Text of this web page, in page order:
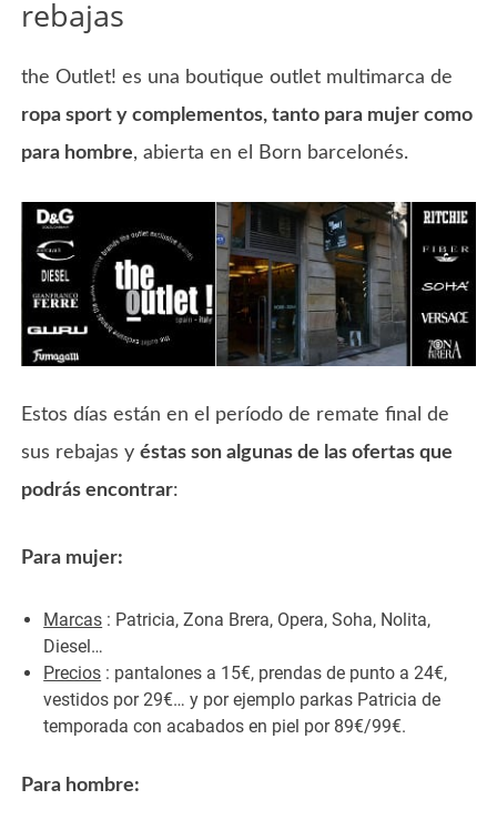
rebajas
the Outlet! es una boutique outlet multimarca de
ropa sport y complementos, tanto para mujer como
para hombre, abierta en el Born barcelonés.
Estos días están en el período de remate final de
sus rebajas yéstas son algunas de las ofertas que
podrás encontrar:
Para mujer:
Marcas : Patricia, Zona Brera, Opera, Soha, Nolita,
Diesel…
Precios : pantalones a 15€, prendas de punto a 24€,
vestidos por 29€… y por ejemplo parkas Patricia de
temporada con acabados en piel por 89€/99€.
Para hombre: